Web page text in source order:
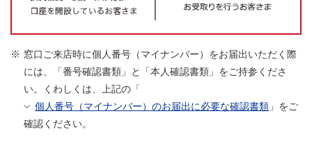
※ 窓口ご来店時に個人番号（マイナンバー）をお届出いただく際
には、「番号確認書類」と「本人確認書類」をご持参くださ
い。くわしくは、上記の「
個人番号（マイナンバー）のお届出に必要な確認書類 」をご
確認ください。